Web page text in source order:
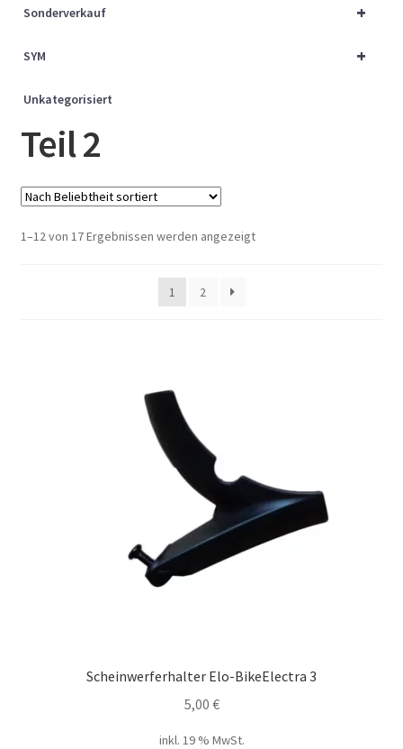
+
Sonderverkauf
+
SYM
Unkategorisiert
Teil 2
1–12 von 17 Ergebnissen werden angezeigtNach
1
2
Scheinwerferhalter Elo-BikeElectra 3
5,00 €
inkl. 19 % MwSt.